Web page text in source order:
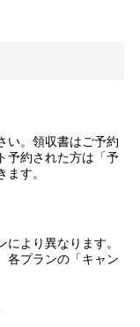
い。領収書はご予約
予約された方は「予
す。
より異なります。
各プランの「キャン